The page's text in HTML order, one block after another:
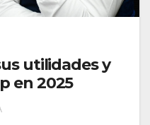
utilidades y
en 2025